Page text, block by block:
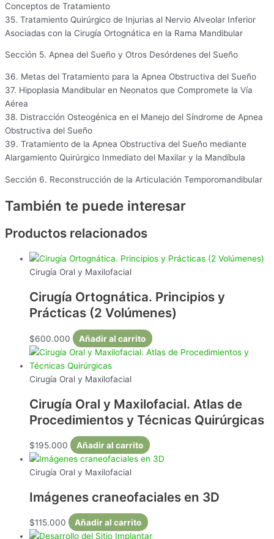
Conceptos de Tratamiento
35. Tratamiento Quirúrgico de Injurias al Nervio Alveolar Inferior
Asociadas con la Cirugía Ortognática en la Rama Mandibular
Sección 5. Apnea del Sueño y Otros Desórdenes del Sueño
36. Metas del Tratamiento para la Apnea Obstructiva del Sueño
37. Hipoplasia Mandibular en Neonatos que Compromete la Vía
Aérea
38. Distracción Osteogénica en el Manejo del Síndrome de Apnea
Obstructiva del Sueño
39. Tratamiento de la Apnea Obstructiva del Sueño mediante
Alargamiento Quirúrgico Inmediato del Maxilar y la Mandíbula
Sección 6. Reconstrucción de la Articulación Temporomandibular
También te puede interesar
Productos relacionados
Cirugía Oral y Maxilofacial
Cirugía Ortognática. Principios y
Prácticas (2 Volúmenes)
$600.000 Añadir al carrito
Cirugía Oral y Maxilofacial
Cirugía Oral y Maxilofacial. Atlas de
Procedimientos y Técnicas Quirúrgicas
$195.000 Añadir al carrito
Cirugía Oral y Maxilofacial
Imágenes craneofaciales en 3D
$115.000 Añadir al carrito